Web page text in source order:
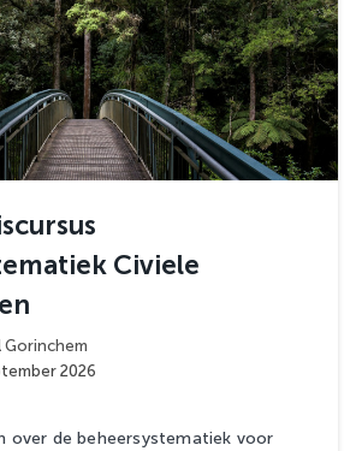
Civiele
Gorinchem
2026
over de beheersystematiek voor